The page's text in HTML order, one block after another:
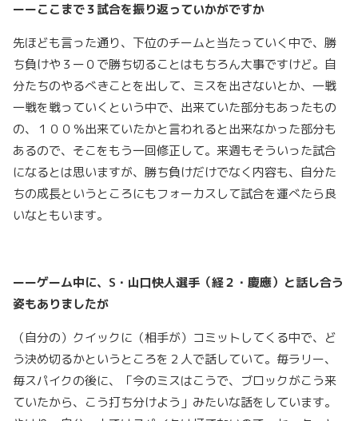
ーーここまで３試合を振り返っていかがですか
先ほども言った通り、下位のチームと当たっていく中で、勝
ち負けや３ー０で勝ち切ることはもちろん大事ですけど。自
分たちのやるべきことを出して、ミスを出さないとか、一戦
一戦を戦っていくという中で、出来ていた部分もあったもの
の、１００％出来ていたかと言われると出来なかった部分も
あるので、そこをもう一回修正して。来週もそういった試合
になるとは思いますが、勝ち負けだけでなく内容も、自分た
ちの成長というところにもフォーカスして試合を運べたら良
いなともいます。
ーーゲーム中に、S・山口快人選手（経２・慶應）と話し合う
姿もありましたが
（自分の）クイックに（相手が）コミットしてくる中で、ど
う決め切るかというところを２人で話していて。毎ラリー、
毎スパイクの後に、「今のミスはこうで、ブロックがこう来
ていたから、こう打ち分けよう」みたいな話をしています。